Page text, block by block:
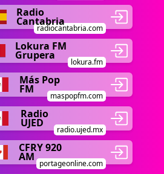
Radio
Cantabria
radiocantabria.com
Lokura FM
Grupera
lokura.fm
Más Pop
FM
maspopfm.com
Radio
UJED
radio.ujed.mx
CFRY 920
AM
portageonline.com